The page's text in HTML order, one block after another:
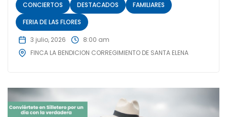
CONCIERTOS DESTACADOS
FAMILIARES
FERIA DE LAS FLORES
3 julio, 2026
8:00 am
FINCA LA BENDICION CORREGIMIENTO DE SANTA ELENA